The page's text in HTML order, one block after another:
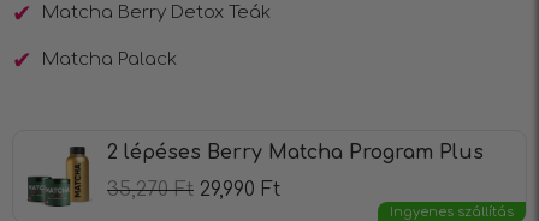
Matcha Berry Detox Teák
Matcha Palack
2 lépéses Berry Matcha Program Plus
35,270Ft 29,990 Ft
Ingyenes szállítás